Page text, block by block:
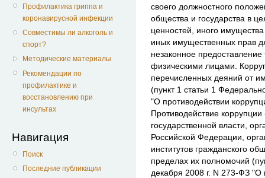
Профилактика гриппа и
коронавирусной инфекции
Совместимы ли алкоголь и
спорт?
Методические материалы
Рекомендации по
профилактике и
восстановлению при
инсультах
Навигация
Поиск
Последние публикации
своего должностного
общества и государства в
ценностей, иного
иных имущественных прав
незаконное
физическими лицами.
перечисленных деяний от
(пункт 1 статьи 1
"О противодействии
Противодействие
государственной власти,
Российской Федерации,
институтов гражданского
пределах их полномочий
декабря 2008 г. N 273-ФЗ "О